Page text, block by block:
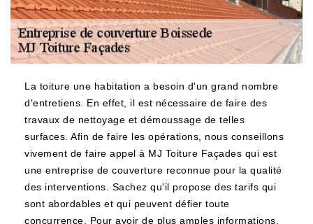
La toiture une habitation a besoin d'un grand nombre
d'entretiens. En effet, il est nécessaire de faire des
travaux de nettoyage et démoussage de telles
surfaces. Afin de faire les opérations, nous conseillons
vivement de faire appel à MJ Toiture Façades qui est
une entreprise de couverture reconnue pour la qualité
des interventions. Sachez qu'il propose des tarifs qui
sont abordables et qui peuvent défier toute
concurrence. Pour avoir de plus amples informations,